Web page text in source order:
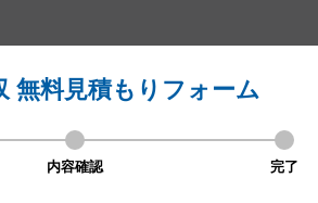
無料見積もりフォーム
内容確認 完了